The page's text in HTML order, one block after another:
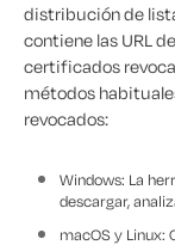
distribución de
contiene las URL
certificados
métodos
revocados:
Windows: La
descargar,
macOS y Linux: